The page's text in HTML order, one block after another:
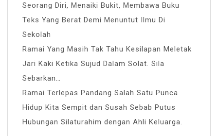
Seorang Diri, Menaiki Bukit, Membawa Buku
Teks Yang Berat Demi Menuntut Ilmu Di
Sekolah
Ramai Yang Masih Tak Tahu Kesilapan Meletak
Jari Kaki Ketika Sujud Dalam Solat. Sila
Sebarkan…
Ramai Terlepas Pandang Salah Satu Punca
Hidup Kita Sempit dan Susah Sebab Putus
Hubungan Silaturahim dengan Ahli Keluarga.